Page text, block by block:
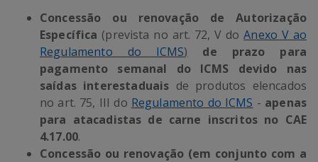
Concessão ou renovação de Autorização
Específica (prevista no art. 72, V doAnexo V ao
Regulamento do ICMS) de prazo para
pagamento semanal do ICMS devido nas
saídas interestaduais de produtos elencados
no art. 75, III do Regulamento do ICMS - apenas
para atacadistas de carne inscritos no CAE
4.17.00.
Concessão ou renovação (em conjunto com a